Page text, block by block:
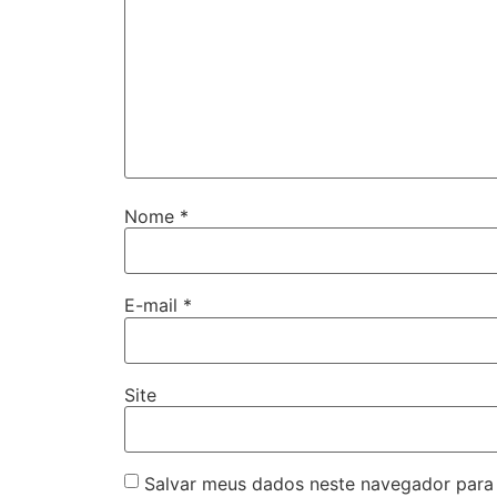
Nome *
E-mail *
Site
Salvar meus dados neste navegador